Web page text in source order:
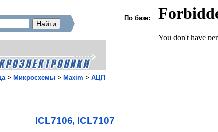
По базе:
> Микросхемы > Maxim > АЦП
ICL7106, ICL7107